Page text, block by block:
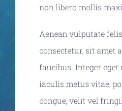
non libero mollis
Aenean vulputate
consectetur, sit amet
faucibus. Integer eget
iaculis metus vitae,
congue, velit vel